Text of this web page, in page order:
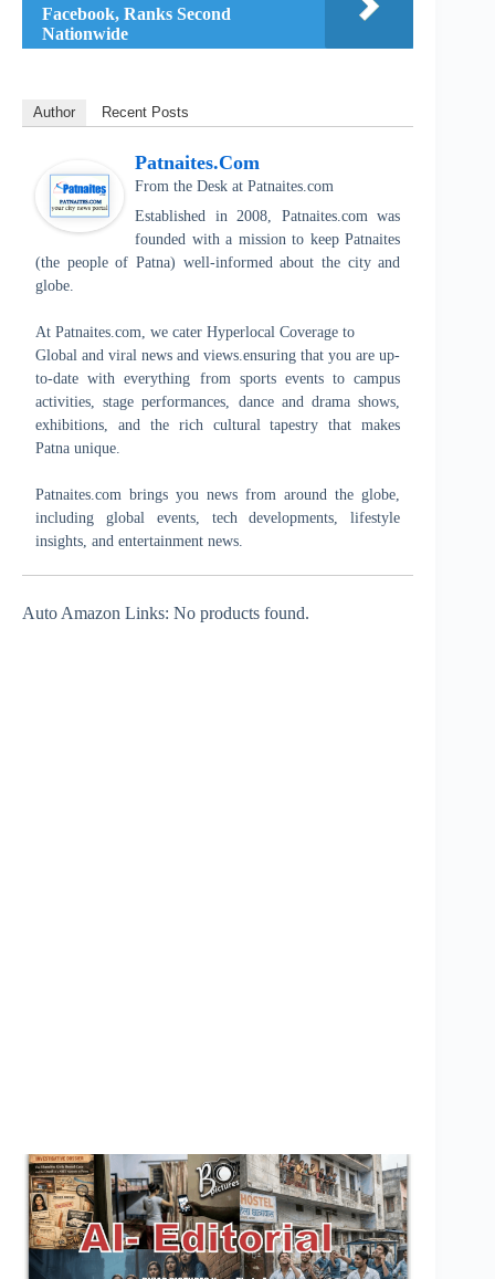
Facebook, Ranks Second
Nationwide
Author Recent Posts
Patnaites.com
From the Desk at Patnaites.com
Established in 2008, Patnaites.com was
founded with a mission to keep Patnaites
(the people of Patna) well-informed about the city and
globe.
At Patnaites.com, we cater Hyperlocal Coverage to
Global and viral news and views.ensuring that you are up-
to-date with everything from sports events to campus
activities, stage performances, dance and drama shows,
exhibitions, and the rich cultural tapestry that makes
Patna unique.
Patnaites.com brings you news from around the globe,
including global events, tech developments, lifestyle
insights, and entertainment news.
Auto Amazon Links: No products found.